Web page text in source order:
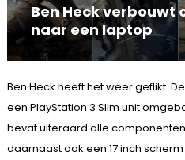
Ben Heck verbouwt
naar een laptop
Ben Heck heeft het weer geflikt.
een PlayStation 3 Slim unit
bevat uiteraard alle
daarnaast ook een 17 inch